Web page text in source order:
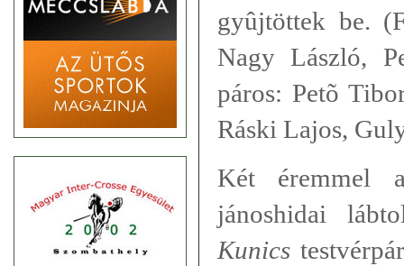
gyûjtöttek be.
Nagy László,
páros: Petõ
Ráski Lajos,
Két éremmel
jánoshidai
Kunics